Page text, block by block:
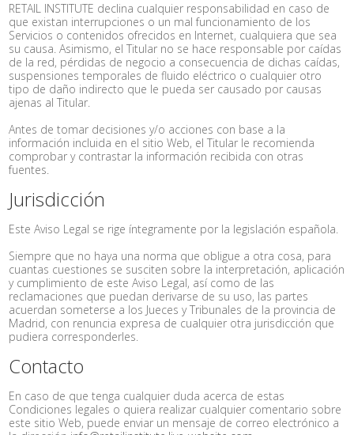
RETAIL INSTITUTE declina cualquier responsabilidad en caso de
que existan interrupciones o un mal funcionamiento de los
Servicios o contenidos ofrecidos en Internet, cualquiera que sea
su causa. Asimismo, el Titular no se hace responsable por caídas
de la red, pérdidas de negocio a consecuencia de dichas caídas,
suspensiones temporales de fluido eléctrico o cualquier otro
tipo de daño indirecto que le pueda ser causado por causas
ajenas al Titular.
Antes de tomar decisiones y/o acciones con base a la
información incluida en el sitio Web, el Titular le recomienda
comprobar y contrastar la información recibida con otras
fuentes.
Jurisdicción
Este Aviso Legal se rige íntegramente por la legislación española.
Siempre que no haya una norma que obligue a otra cosa, para
cuantas cuestiones se susciten sobre la interpretación, aplicación
y cumplimiento de este Aviso Legal, así como de las
reclamaciones que puedan derivarse de su uso, las partes
acuerdan someterse a los Jueces y Tribunales de la provincia de
Madrid, con renuncia expresa de cualquier otra jurisdicción que
pudiera corresponderles.
Contacto
En caso de que tenga cualquier duda acerca de estas
Condiciones legales o quiera realizar cualquier comentario sobre
este sitio Web, puede enviar un mensaje de correo electrónico a